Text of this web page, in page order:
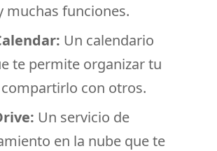
muchas funciones.
Un calendario
te permite organizar tu
con otros.
Un servicio de
en la nube que te